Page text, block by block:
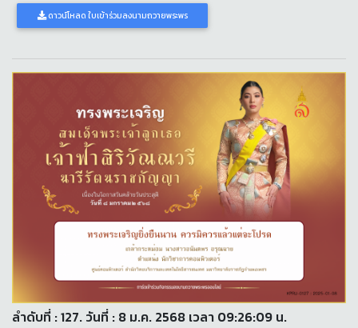
ดาวน์โหลด ใบเข้าร่วมลงนามถวายพระพร
ลำดับที่ : 127. วันที่ : 8 ม.ค. 2568 เวลา 09:26:09 น.